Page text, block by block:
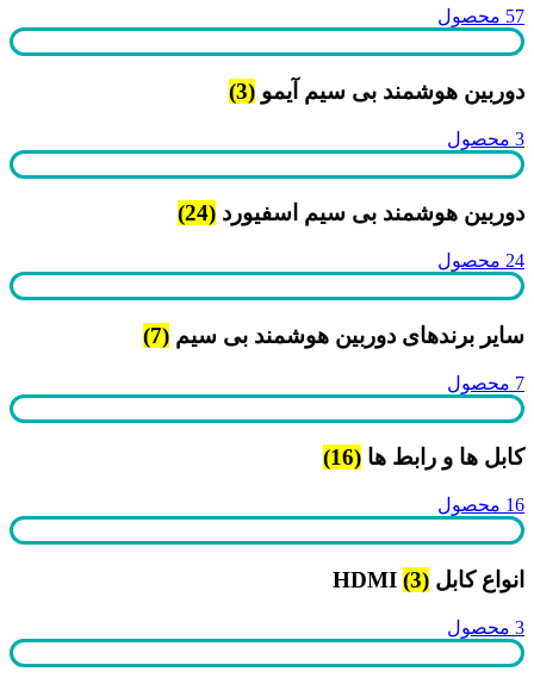
57 محصول
دوربین هوشمند بی سیم آیمو (3)
3 محصول
دوربین هوشمند بی سیم اسفیورد (24)
24 محصول
سایر برندهای دوربین هوشمند بی سیم (7)
7 محصول
کابل ها و رابط ها (16)
16 محصول
انواع کابل HDMI (3)
3 محصول